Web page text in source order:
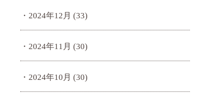
2024年12月 (33)
2024年11月 (30)
2024年10月 (30)